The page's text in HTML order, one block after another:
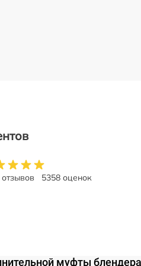
5358 оценок
муфты